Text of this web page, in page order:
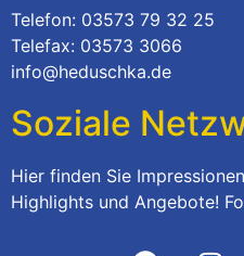
Telefon: 03573 79 32 25
Telefax: 03573 3066
info@heduschka.de
Soziale
Hier finden Sie
Highlights und Angebote!